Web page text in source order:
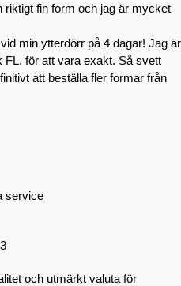
riktigt fin form och jag är mycket
min ytterdörr på 4 dagar! Jag är
FL. för att vara exakt. Så svett
att beställa fler formar från
service
och utmärkt valuta för